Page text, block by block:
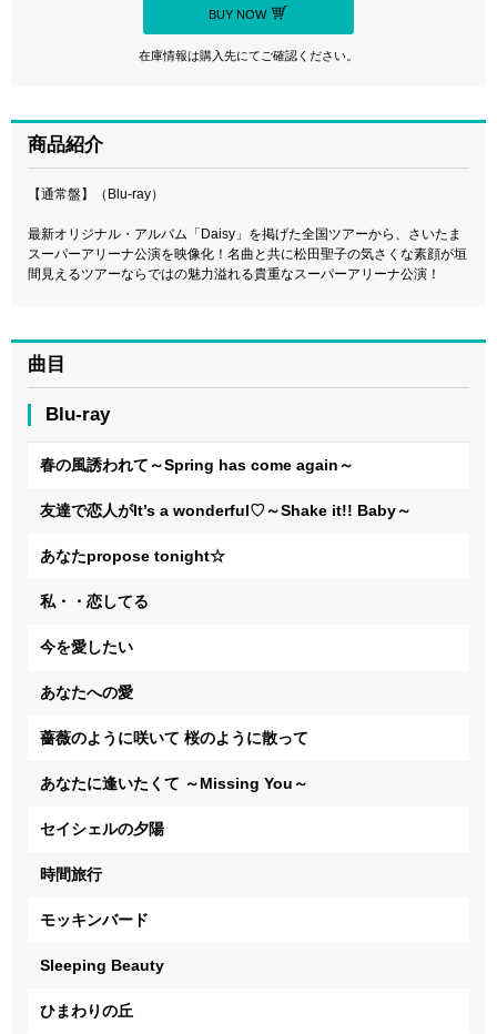
BUY NOW
在庫情報は購入先にてご確認ください。
商品紹介
【通常盤】（Blu-ray）
最新オリジナル・アルバム「Daisy」を掲げた全国ツアーから、さいたま
スーパーアリーナ公演を映像化！名曲と共に松田聖子の気さくな素顔が垣
間見えるツアーならではの魅力溢れる貴重なスーパーアリーナ公演！
曲目
Blu-ray
春の風誘われて～Spring has come again～
友達で恋人がIt’s a wonderful♡～Shake it!! Baby～
あなたpropose tonight☆
私・・恋してる
今を愛したい
あなたへの愛
薔薇のように咲いて 桜のように散って
あなたに逢いたくて ～Missing You～
セイシェルの夕陽
時間旅行
モッキンバード
Sleeping Beauty
ひまわりの丘